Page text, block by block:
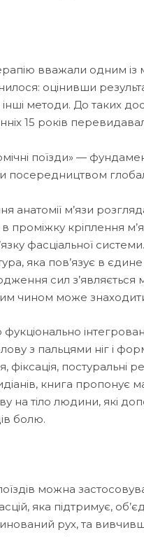
вважали одним
оцінивши
методи. До таких
15 років
поїзди» —
посередництвом
анатомії м’язи
проміжку кріплення
фасціальної
яка пов’язує в
сил з’являється
чином може
з пальцями ніг і
фіксація,
книга пропонує
на тіло людини, які
болю.
можна
яка підтримує,
рух, та